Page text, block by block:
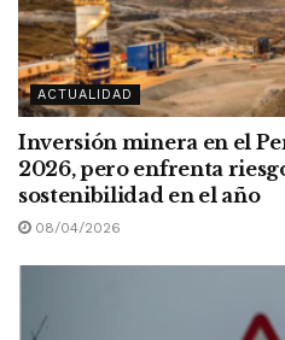
ACTUALIDAD
Inversión minera en el
2026, pero enfrenta
sostenibilidad en el año
08/04/2026